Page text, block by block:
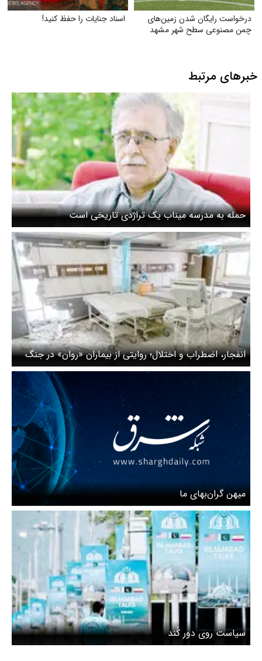
درخواست رایگان شدن زمین‌های
چمن مصنوعی سطح شهر مشهد
اسناد جنایات را حفظ کنید!
خبرهای مرتبط
حمله به مدرسه میناب یک تراژدی تاریخی است
انفجار، اضطراب و اختلال؛ روایتی از بیماران «روان» در جنگ
میهن گران‌بهای ما
سیاست روی دور کُند